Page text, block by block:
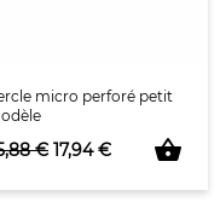
micro perforé petit
de base
€ Prix
17,94 € shopping_basket